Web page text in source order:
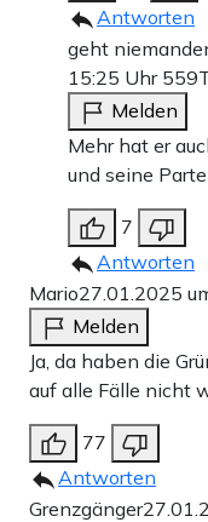
Antworten
geht
15:25 Uhr
Melden
Mehr hat er
und seine
7
Antworten
Mario27.01.2025
Melden
Ja, da haben die
auf alle Fälle nicht
77
Antworten
Grenzgänger